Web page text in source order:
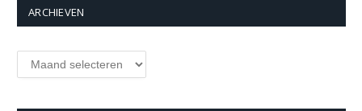
ARCHIEVEN